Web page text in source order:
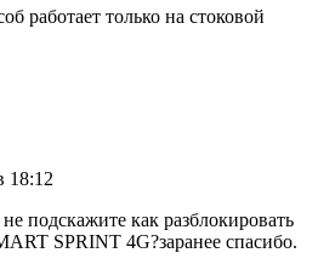
работает только на стоковой
18:12
подскажите как разблокировать
SPRINT 4G?заранее спасибо.